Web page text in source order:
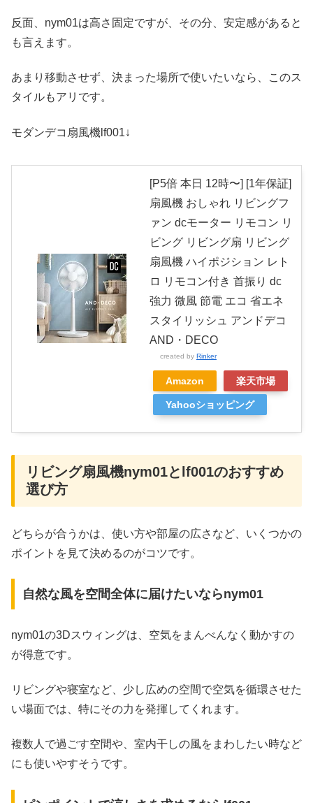
反面、nym01は高さ固定ですが、その分、安定感があると
も言えます。
あまり移動させず、決まった場所で使いたいなら、このス
タイルもアリです。
モダンデコ扇風機lf001↓
[P5倍 本日 12時〜] [1年保証]
扇風機 おしゃれ リビングフ
ァン dcモーター リモコン リ
ビング リビング扇 リビング
扇風機 ハイポジション レト
ロ リモコン付き 首振り dc
強力 微風 節電 エコ 省エネ
スタイリッシュ アンドデコ
AND・DECO
created by Rinker
Amazon 楽天市場
Yahooショッピング
リビング扇風機nym01とlf001のおすすめ
選び方
どちらが合うかは、使い方や部屋の広さなど、いくつかの
ポイントを見て決めるのがコツです。
自然な風を空間全体に届けたいならnym01
nym01の3Dスウィングは、空気をまんべんなく動かすの
が得意です。
リビングや寝室など、少し広めの空間で空気を循環させた
い場面では、特にその力を発揮してくれます。
複数人で過ごす空間や、室内干しの風をまわしたい時など
にも使いやすそうです。